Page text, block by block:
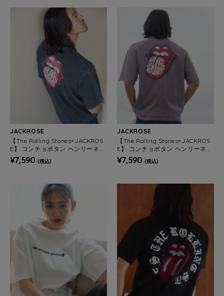
JACKROSE
【The Rolling Stones×JACKROS
E】 コンチョボタン ヘンリーネッ
ク SSTEE(MENS)
¥7,590 (税込)
JACKROSE
【The Rolling Stones×JACKROS
E】 コンチョボタン ヘンリーネッ
ク SSTEE(MENS)
¥7,590 (税込)